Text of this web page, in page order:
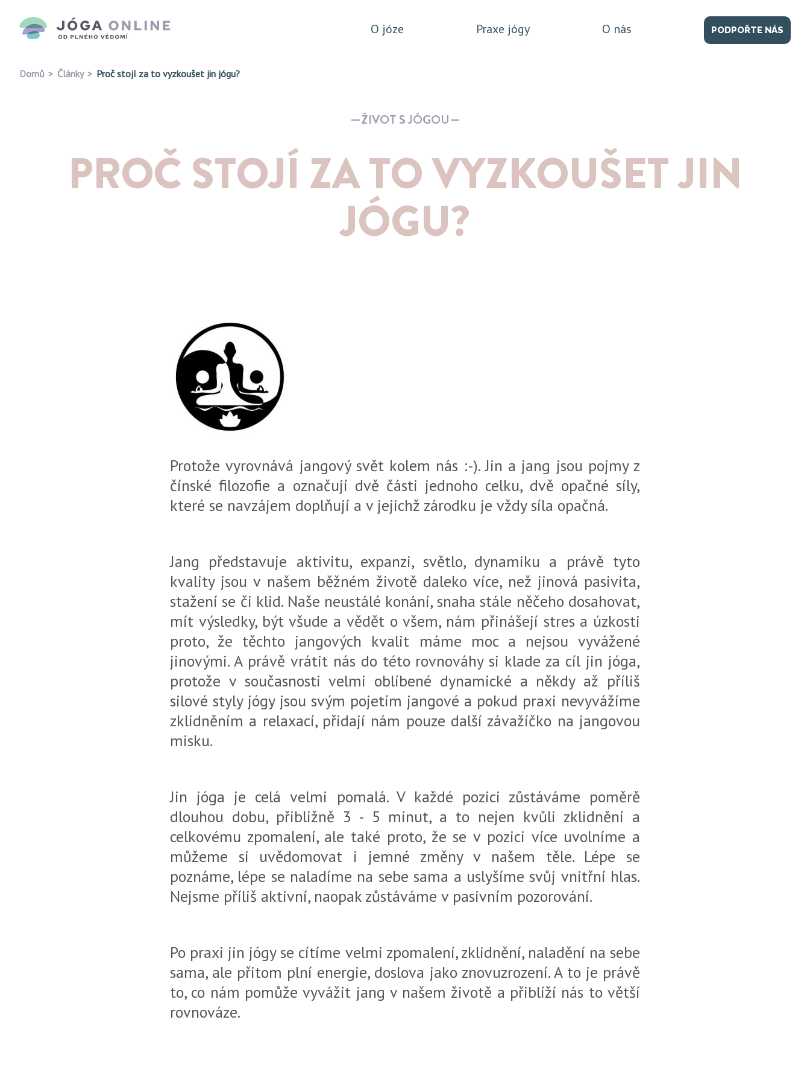
O józe Praxe jógy O nás PODPOŘTE NÁS
Domů Články Proč stojí za to vyzkoušet jin jógu?
ŽIVOT S JÓGOU
PROČ STOJÍ ZA TO VYZKOUŠET JIN
JÓGU?
Protože vyrovnává jangový svět kolem nás :-). Jin a jang jsou pojmy z
čínské filozofie a označují dvě části jednoho celku, dvě opačné síly,
které se navzájem doplňují a v jejichž zárodku je vždy síla opačná.
Jang představuje aktivitu, expanzi, světlo, dynamiku a právě tyto
kvality jsou v našem běžném životě daleko více, než jinová pasivita,
stažení se či klid. Naše neustálé konání, snaha stále něčeho dosahovat,
mít výsledky, být všude a vědět o všem, nám přinášejí stres a úzkosti
proto, že těchto jangových kvalit máme moc a nejsou vyvážené
jinovými. A právě vrátit nás do této rovnováhy si klade za cíl jin jóga,
protože v současnosti velmi oblíbené dynamické a někdy až příliš
silové styly jógy jsou svým pojetím jangové a pokud praxi nevyvážíme
zklidněním a relaxací, přidají nám pouze další závažíčko na jangovou
misku.
Jin jóga je celá velmi pomalá. V každé pozici zůstáváme poměrě
dlouhou dobu, přibližně 3 - 5 minut, a to nejen kvůli zklidnění a
celkovému zpomalení, ale také proto, že se v pozici více uvolníme a
můžeme si uvědomovat i jemné změny v našem těle. Lépe se
poznáme, lépe se naladíme na sebe sama a uslyšíme svůj vnitřní hlas.
Nejsme příliš aktivní, naopak zůstáváme v pasivním pozorování.
Po praxi jin jógy se cítíme velmi zpomalení, zklidnění, naladění na sebe
sama, ale přitom plní energie, doslova jako znovuzrození. A to je právě
to, co nám pomůže vyvážit jang v našem životě a přiblíží nás to větší
rovnováze.